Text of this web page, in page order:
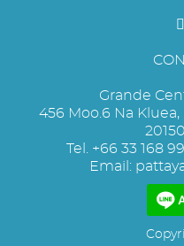
Grande
456 Moo.6 Na
Tel. +66 33 168
Email: